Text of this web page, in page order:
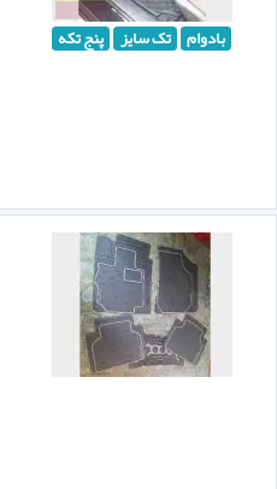
بادوام تک سایز پنج تکه